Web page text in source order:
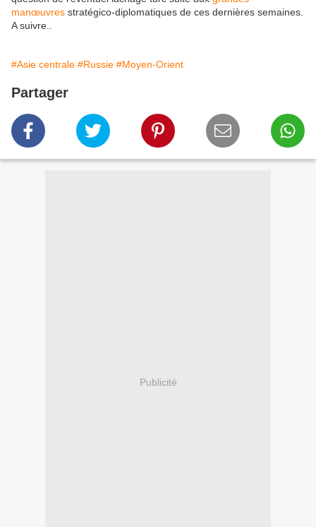
manœuvres stratégico-diplomatiques de ces dernières semaines.
A suivre..
#Asie centrale #Russie #Moyen-Orient
Partager
Publicité